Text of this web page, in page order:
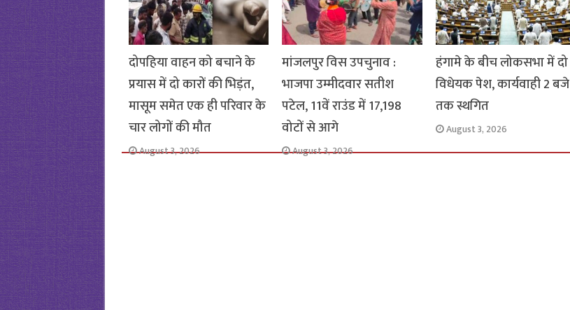
दोपहिया वाहन को बचाने के
प्रयास में दो कारों की भिड़ंत,
मासूम समेत एक ही परिवार के
चार लोगों की मौत
August 3, 2026
मांजलपुर विस उपचुनाव :
भाजपा उम्मीदवार सतीश
पटेल, 11वें राउंड में 17,198
वोटों से आगे
August 3, 2026
हंगामे के बीच लोकसभा में दो
विधेयक पेश, कार्यवाही 2 बजे
तक स्थगित
August 3, 2026